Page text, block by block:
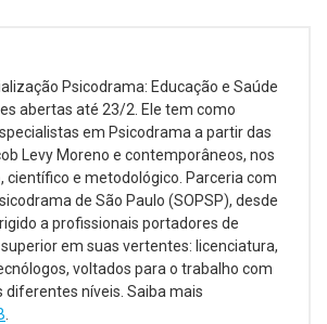
Psicodrama: Educação e Saúde
abertas até 23/2. Ele tem como
em Psicodrama a partir das
Levy Moreno e contemporâneos, nos
científico e metodológico. Parceria com
de São Paulo (SOPSP), desde
a profissionais portadores de
em suas vertentes: licenciatura,
voltados para o trabalho com
diferentes níveis. Saiba mais